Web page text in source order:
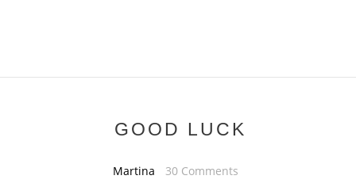
GOOD LUCK
Martina 30 Comments